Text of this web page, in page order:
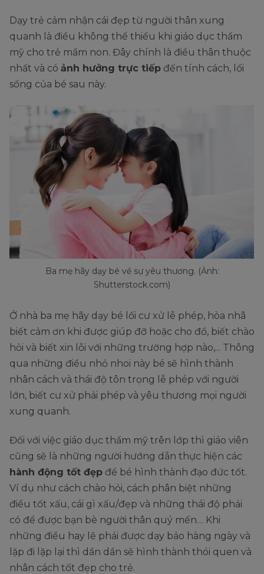
Dạy trẻ cảm nhận cái đẹp từ người thân xung
quanh là điều không thể thiếu khi giáo dục thẩm
mỹ cho trẻ mầm non. Đây chính là điều thân thuộc
nhất và có ảnh hưởng trực tiếp đến tính cách, lối
sống của bé sau này.
Ba mẹ hãy dạy bé về sự yêu thương. (Ảnh:
Shutterstock.com)
Ở nhà ba mẹ hãy dạy bé lối cư xử lễ phép, hòa nhã
biết cảm ơn khi được giúp đỡ hoặc cho đồ, biết chào
hỏi và biết xin lỗi với những trường hợp nào,... Thông
qua những điều nhỏ nhoi này bé sẽ hình thành
nhân cách và thái độ tôn trọng lễ phép với người
lớn, biết cư xử phải phép và yêu thương mọi người
xung quanh.
Đối với việc giáo dục thẩm mỹ trên lớp thì giáo viên
cũng sẽ là những người hướng dẫn thực hiện các
hành động tốt đẹp để bé hình thành đạo đức tốt.
Ví dụ như cách chào hỏi, cách phân biệt những
điều tốt xấu, cái gì xấu/đẹp và những thái độ phải
có để được bạn bè người thân quý mến… Khi
những điều hay lẽ phải được dạy bảo hàng ngày và
lặp đi lặp lại thì dần dần sẽ hình thành thói quen và
nhân cách tốt đẹp cho trẻ.